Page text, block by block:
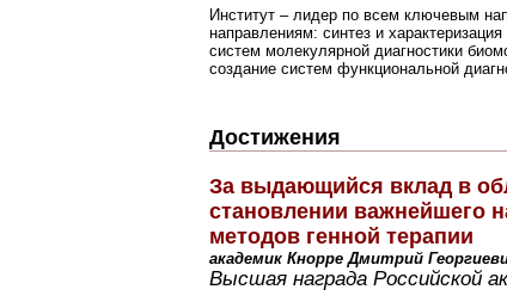
Институт – лидер по всем ключевым
направлениям: синтез и
систем молекулярной диагностики
создание систем функциональной
Достижения
За выдающийся вклад в
становлении важнейшего
методов генной терапии
академик Кнорре Дмитрий
Высшая награда Российской